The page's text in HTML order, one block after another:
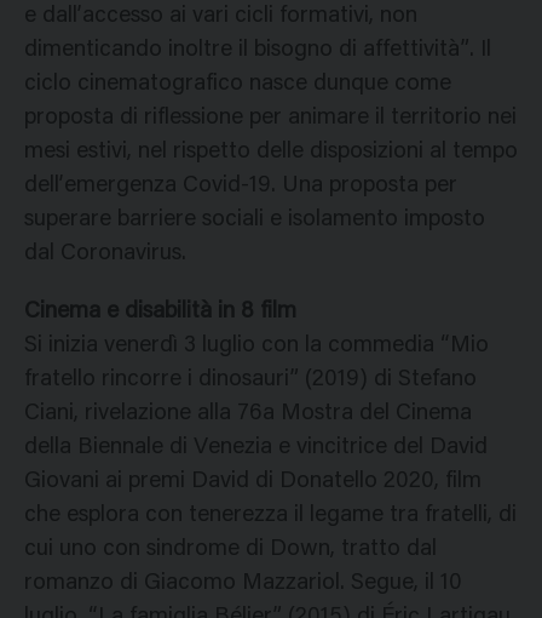
e dall’accesso ai vari cicli formativi, non
dimenticando inoltre il bisogno di affettività”. Il
ciclo cinematografico nasce dunque come
proposta di riflessione per animare il territorio nei
mesi estivi, nel rispetto delle disposizioni al tempo
dell’emergenza Covid-19. Una proposta per
superare barriere sociali e isolamento imposto
dal Coronavirus.
Cinema e disabilità in 8 film
Si inizia venerdì 3 luglio con la commedia “Mio
fratello rincorre i dinosauri” (2019) di Stefano
Ciani, rivelazione alla 76a Mostra del Cinema
della Biennale di Venezia e vincitrice del David
Giovani ai premi David di Donatello 2020, film
che esplora con tenerezza il legame tra fratelli, di
cui uno con sindrome di Down, tratto dal
romanzo di Giacomo Mazzariol. Segue, il 10